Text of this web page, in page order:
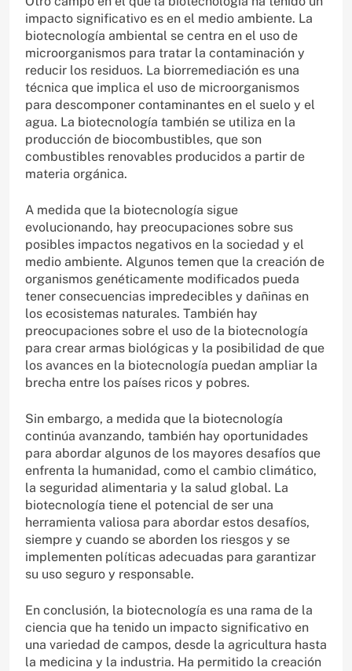
impacto significativo es en el medio ambiente. La
biotecnología ambiental se centra en el uso de
microorganismos para tratar la contaminación y
reducir los residuos. La biorremediación es una
técnica que implica el uso de microorganismos
para descomponer contaminantes en el suelo y el
agua. La biotecnología también se utiliza en la
producción de biocombustibles, que son
combustibles renovables producidos a partir de
materia orgánica.
A medida que la biotecnología sigue
evolucionando, hay preocupaciones sobre sus
posibles impactos negativos en la sociedad y el
medio ambiente. Algunos temen que la creación de
organismos genéticamente modificados pueda
tener consecuencias impredecibles y dañinas en
los ecosistemas naturales. También hay
preocupaciones sobre el uso de la biotecnología
para crear armas biológicas y la posibilidad de que
los avances en la biotecnología puedan ampliar la
brecha entre los países ricos y pobres.
Sin embargo, a medida que la biotecnología
continúa avanzando, también hay oportunidades
para abordar algunos de los mayores desafíos que
enfrenta la humanidad, como el cambio climático,
la seguridad alimentaria y la salud global. La
biotecnología tiene el potencial de ser una
herramienta valiosa para abordar estos desafíos,
siempre y cuando se aborden los riesgos y se
implementen políticas adecuadas para garantizar
su uso seguro y responsable.
En conclusión, la biotecnología es una rama de la
ciencia que ha tenido un impacto significativo en
una variedad de campos, desde la agricultura hasta
la medicina y la industria. Ha permitido la creación